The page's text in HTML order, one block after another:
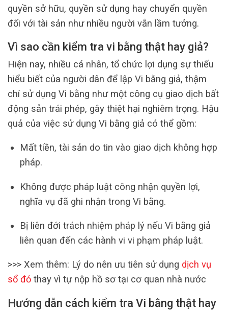
quyền sở hữu, quyền sử dụng hay chuyển quyền
đối với tài sản như nhiều người vẫn lầm tưởng.
Vì sao cần kiểm tra vi bằng thật hay giả?
Hiện nay, nhiều cá nhân, tổ chức lợi dụng sự thiếu
hiểu biết của người dân để lập Vi bằng giả, thậm
chí sử dụng Vi bằng như một công cụ giao dịch bất
động sản trái phép, gây thiệt hại nghiêm trọng. Hậu
quả của việc sử dụng Vi bằng giả có thể gồm:
Mất tiền, tài sản do tin vào giao dịch không hợp
pháp.
Không được pháp luật công nhận quyền lợi,
nghĩa vụ đã ghi nhận trong Vi bằng.
Bị liên đới trách nhiệm pháp lý nếu Vi bằng giả
liên quan đến các hành vi vi phạm pháp luật.
>>> Xem thêm: Lý do nên ưu tiên sử dụng dịch vụ
sổ đỏ thay vì tự nộp hồ sơ tại cơ quan nhà nước
Hướng dẫn cách kiểm tra Vi bằng thật hay